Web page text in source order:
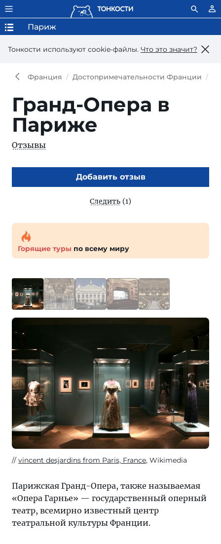
Тонкости используют сookie-файлы. Что это значит?
Париж
Франция Достопримечательности Франции
Гранд-Опера в
Париже
Отзывы
Добавить отзыв
Следить (1)
Горящие туры по всему миру
vincent desjardins from Paris, France, Wikimedia
Парижская Гранд-Опера, также называемая
«Опера Гарнье» — государственный оперный
театр, всемирно известный центр
театральной культуры Франции.